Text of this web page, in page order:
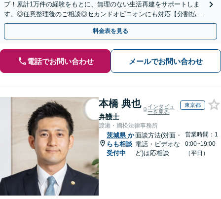
プ！累計1万件の経験をもとに、無理のない生活再建をサポートしま
す。◎任意整理後のご相談◎セカンドオピニオンにも対応【分割払い
可】【完全個室】
料金表を見る
電話でお問い合わせ メールでお問い合わせ
本橋 典也
弁護士
インタビュ
ーを見る
東京都
渡瀨・國松法律事務所
茨城県 か
らも相談
受付中
面談方法(対面・
電話・ビデオな
ど)は応相談
営業時間：1
0:00~19:00
（平日）